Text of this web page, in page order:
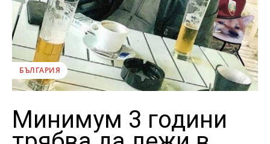
БЪЛГАРИЯ
Минимум 3 години